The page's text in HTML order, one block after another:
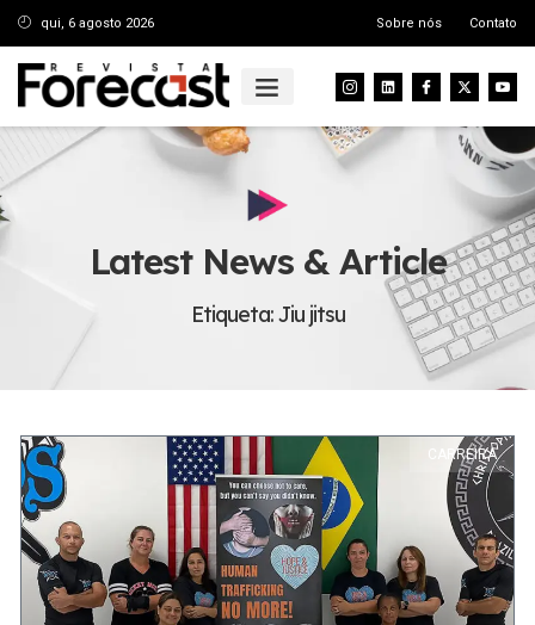
qui, 6 agosto 2026 Sobre nós Contato
Latest News & Article
Etiqueta: Jiu jitsu
CARREIRA